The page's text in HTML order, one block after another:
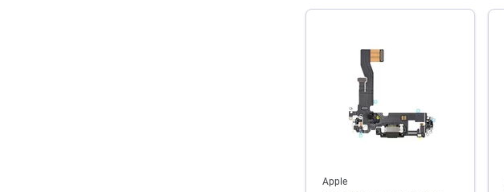
Apple